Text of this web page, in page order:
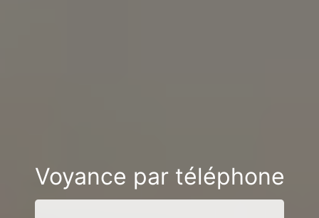
Voyance par téléphone